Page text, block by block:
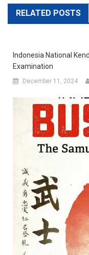
RELATED POSTS
Indonesia National
Examination
December 11, 2024